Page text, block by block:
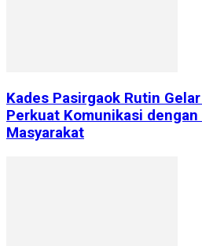
Kades Pasirgaok Rutin
Perkuat Komunikasi dengan
Masyarakat